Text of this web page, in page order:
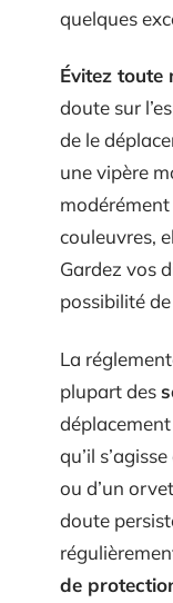
quelques
Évitez toute
doute sur
de le
une vipère
couleuvres,
Gardez vos
possibilité
La
plupart des
qu’il
ou d’un
doute
de